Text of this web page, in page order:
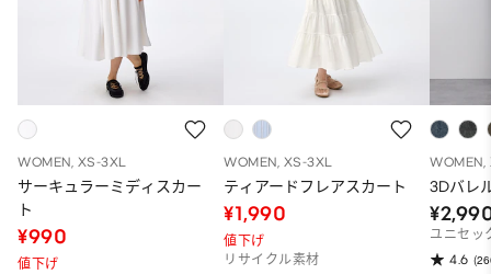
WOMEN, XS-3XL
サーキュラーミディスカー
ト
¥990
値下げ
WOMEN, XS-3XL
ティアードフレアスカート
¥1,990
値下げ
リサイクル素材
WOMEN,
3Dバレ
ユニセッ
4.6